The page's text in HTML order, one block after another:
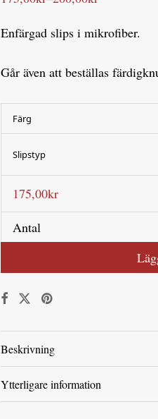
till
200,00kr
Enfärgad slips i mikrofiber.
Går även att beställas
Färg
Slipstyp
175,00kr
Antal
Beskrivning
Ytterligare information